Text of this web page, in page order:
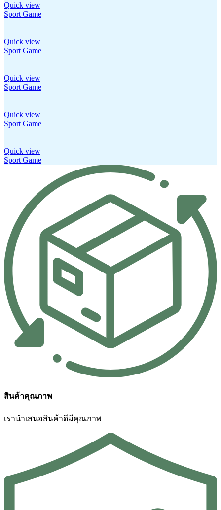
Quick view
Sport Game
Quick view
Sport Game
Quick view
Sport Game
Quick view
Sport Game
Quick view
Sport Game
สินค้าคุณภาพ
เรานำเสนอสินค้าดีมีคุณภาพ